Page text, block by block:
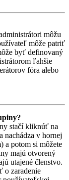
môžu
môže patriť
byť definovaný
ľahšie
fóra alebo
stačí kliknúť na
nachádza v hornej
a potom si môžete
majú otvorený
utajené členstvo.
o zaradenie